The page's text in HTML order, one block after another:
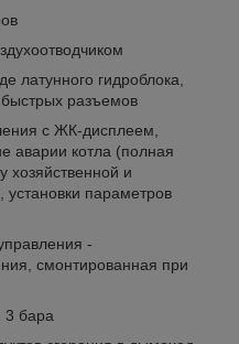
латунного гидроблока,
разъемов
с ЖК-дисплеем,
аварии котла (полная
хозяйственной и
параметров
-
смонтированная при
3 бара